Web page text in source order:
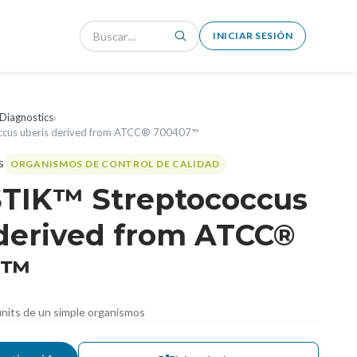
INICIAR SESIÓN
›
uberis derived from ATCC® 700407™
ORGANISMOS DE CONTROL DE CALIDAD
Streptococcus
from ATCC®
de un simple organismos